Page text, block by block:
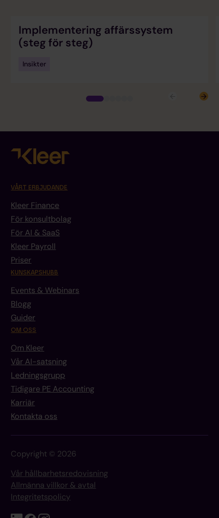
Implementering affärssystem
(steg för steg)
Insikter
VÅRT ERBJUDANDE
Kleer Finance
För konsultbolag
För AI & SaaS
Kleer Payroll
Priser
KUNSKAPSHUBB
Events & Webinars
Blogg
Guider
OM OSS
Om Kleer
Vår AI-satsning
Ledningsgrupp
Tidigare PE Accounting
Karriär
Kontakta oss
Copyright © 2026
Vår hållbarhetsredovisning
Allmänna villkor & avtal
Integritetspolicy